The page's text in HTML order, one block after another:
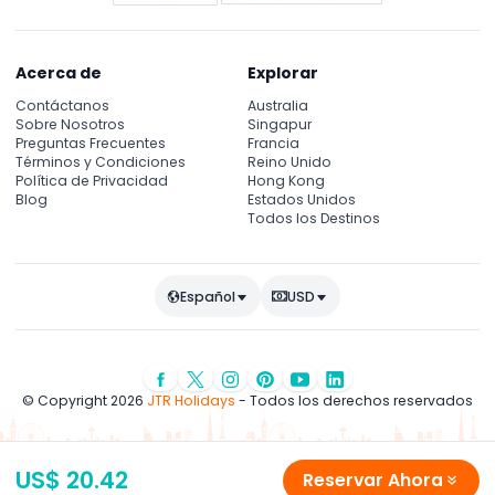
US$ 20.42 Reservar Ahora
Acerca de
Contáctanos
Sobre Nosotros
Preguntas Frecuentes
Términos y Condiciones
Política de Privacidad
Blog
Explorar
Australia
Singapur
Francia
Reino Unido
Hong Kong
Estados Unidos
Todos los Destinos
Español USD
© Copyright 2026 JTR Holidays - Todos los derechos reservados